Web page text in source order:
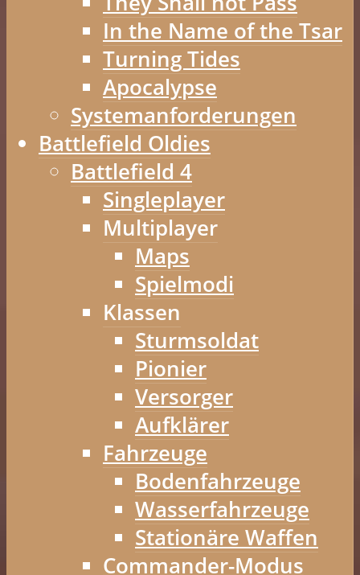
In the Name of the Tsar
Turning Tides
Apocalypse
Systemanforderungen
Battlefield Oldies
Battlefield 4
Singleplayer
Multiplayer
Maps
Spielmodi
Klassen
Sturmsoldat
Pionier
Versorger
Aufklärer
Fahrzeuge
Bodenfahrzeuge
Wasserfahrzeuge
Stationäre Waffen
Commander-Modus